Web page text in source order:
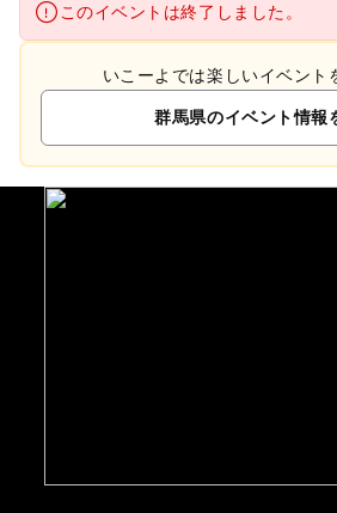
このイベントは終了しました。
いこーよでは楽しいイベント
群馬県のイベント情報